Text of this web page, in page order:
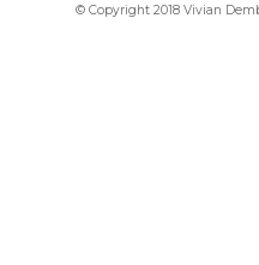
© Copyright 2018 Vivian